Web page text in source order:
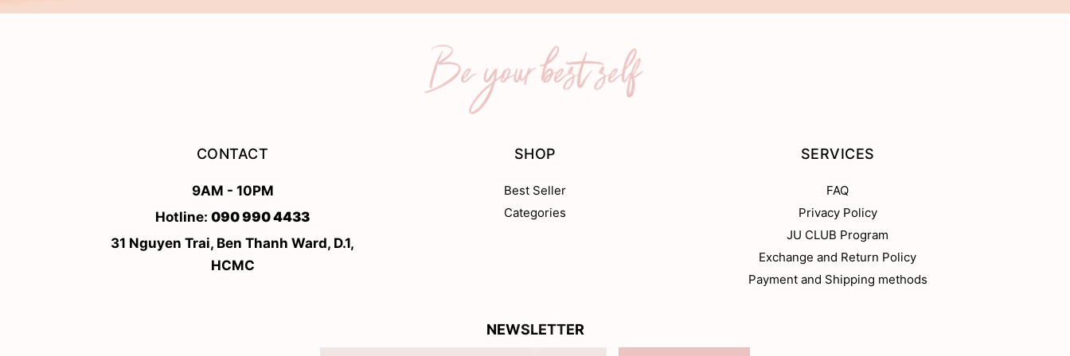
CONTACT
9AM - 10PM
Hotline: 090 990 4433
31 Nguyen Trai, Ben Thanh Ward, D.1,
HCMC
SHOP
Best Seller
Categories
SERVICES
FAQ
Privacy Policy
JU CLUB Program
Exchange and Return Policy
Payment and Shipping methods
NEWSLETTER